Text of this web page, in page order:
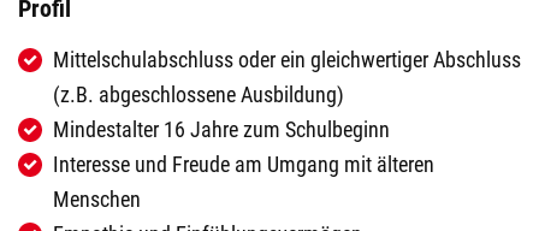
Profil
Mittelschulabschluss oder ein gleichwertiger Abschluss
(z.B. abgeschlossene Ausbildung)
Mindestalter 16 Jahre zum Schulbeginn
Interesse und Freude am Umgang mit älteren
Menschen